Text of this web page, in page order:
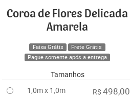
Coroa de Flores Delicada
Amarela
Faixa Grátis
Frete Grátis
Pague somente após a entrega
Tamanhos
1,0m x 1,0m
R$ 498,00